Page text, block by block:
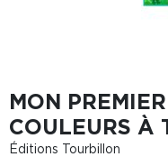
MON
COULEURS À
Éditions Tourbillon